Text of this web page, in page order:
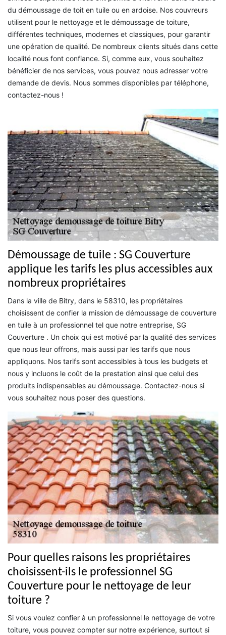
du démoussage de toit en tuile ou en ardoise. Nos couvreurs
utilisent pour le nettoyage et le démoussage de toiture,
différentes techniques, modernes et classiques, pour garantir
une opération de qualité. De nombreux clients situés dans cette
localité nous font confiance. Si, comme eux, vous souhaitez
bénéficier de nos services, vous pouvez nous adresser votre
demande de devis. Nous sommes disponibles par téléphone,
contactez-nous !
Démoussage de tuile : SG Couverture
applique les tarifs les plus accessibles aux
nombreux propriétaires
Dans la ville de Bitry, dans le 58310, les propriétaires
choisissent de confier la mission de démoussage de couverture
en tuile à un professionnel tel que notre entreprise, SG
Couverture . Un choix qui est motivé par la qualité des services
que nous leur offrons, mais aussi par les tarifs que nous
appliquons. Nos tarifs sont accessibles à tous les budgets et
nous y incluons le coût de la prestation ainsi que celui des
produits indispensables au démoussage. Contactez-nous si
vous souhaitez nous poser des questions.
Pour quelles raisons les propriétaires
choisissent-ils le professionnel SG
Couverture pour le nettoyage de leur
toiture ?
Si vous voulez confier à un professionnel le nettoyage de votre
toiture, vous pouvez compter sur notre expérience, surtout si